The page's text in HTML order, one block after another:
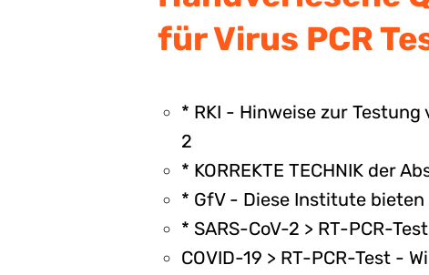
für Virus PCR
* RKI - Hinweise zur
2
* KORREKTE TECHNIK der
* GfV - Diese Institute bieten
* SARS-CoV-2 > RT-PCR-
COVID-19 > RT-PCR-Test -